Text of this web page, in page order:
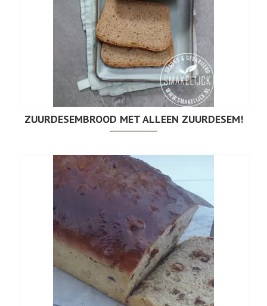
ZUURDESEMBROOD MET ALLEEN ZUURDESEM!